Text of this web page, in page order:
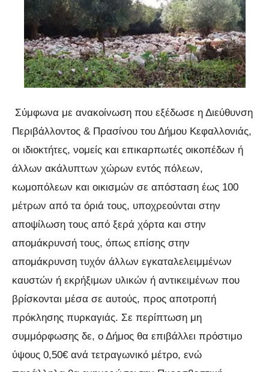
Σύμφωνα με ανακοίνωση που εξέδωσε η Διεύθυνση
Περιβάλλοντος & Πρασίνου του Δήμου Κεφαλλονιάς,
οι ιδιοκτήτες, νομείς και επικαρπωτές οικοπέδων ή
άλλων ακάλυπτων χώρων εντός πόλεων,
κωμοπόλεων και οικισμών σε απόσταση έως 100
μέτρων από τα όριά τους, υποχρεούνται στην
αποψίλωση τους από ξερά χόρτα και στην
απομάκρυνσή τους, όπως επίσης στην
απομάκρυνση τυχόν άλλων εγκαταλελειμμένων
καυστών ή εκρήξιμων υλικών ή αντικειμένων που
βρίσκονται μέσα σε αυτούς, προς αποτροπή
πρόκλησης πυρκαγιάς. Σε περίπτωση μη
συμμόρφωσης δε, ο Δήμος θα επιβάλλει πρόστιμο
ύψους 0,50€ ανά τετραγωνικό μέτρο, ενώ